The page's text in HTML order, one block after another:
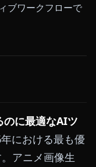
ブワークフローで
のに最適なAIツ
における最も優
アニメ画像生